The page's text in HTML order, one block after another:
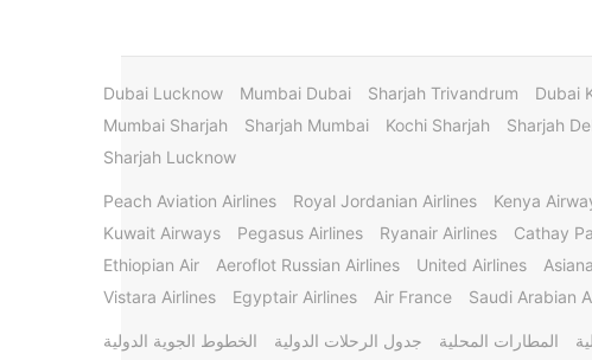
Dubai
Sharjah Trivandrum
Mumbai Dubai
Dubai Lucknow
Sharjah
Kochi Sharjah
Sharjah Mumbai
Mumbai Sharjah
Sharjah Lucknow
Kenya
Royal Jordanian Airlines
Peach Aviation Airlines
Cathay
Ryanair Airlines
Pegasus Airlines
Kuwait Airways
United Airlines
Aeroflot Russian Airlines
Ethiopian Air
Saudi Arabian
Air France
Egyptair Airlines
Vistara Airlines
المطارات المحلية جدول الرحلات الدولية الخطوط الجوية الدولية